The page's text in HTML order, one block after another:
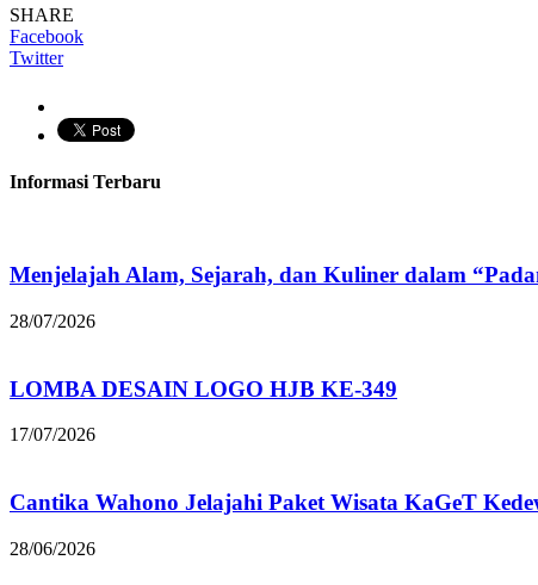
SHARE
Facebook
Twitter
Informasi Terbaru
Menjelajah Alam, Sejarah, dan Kuliner dalam
28/07/2026
LOMBA DESAIN LOGO HJB KE-349
17/07/2026
Cantika Wahono Jelajahi Paket Wisata KaGeT
28/06/2026